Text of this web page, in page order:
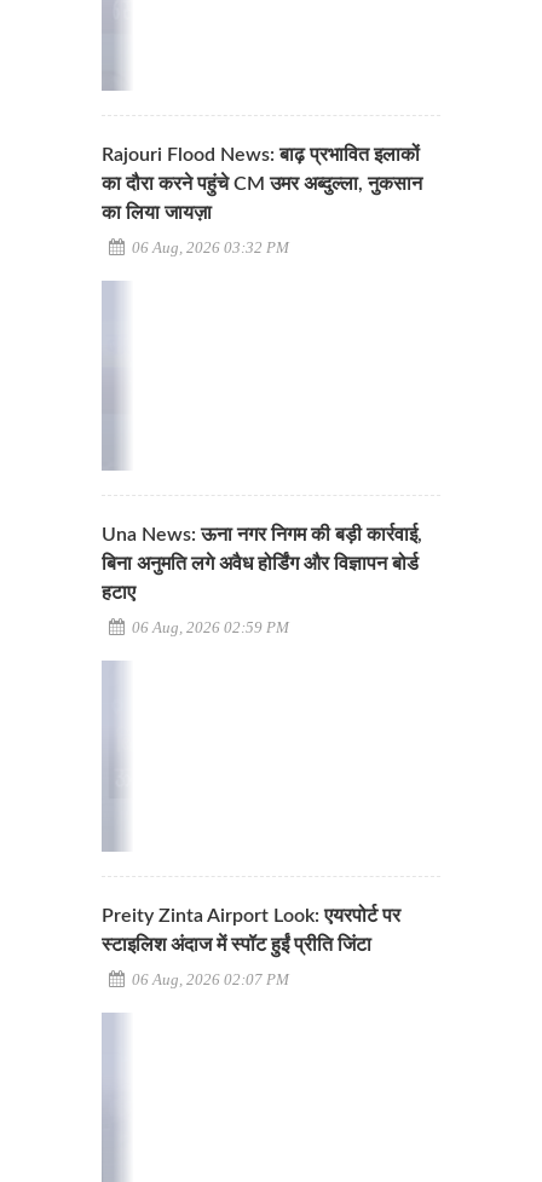
Rajouri Flood News: बाढ़ प्रभावित इलाकों
का दौरा करने पहुंचे CM उमर अब्दुल्ला, नुकसान
का लिया जायज़ा
06 Aug, 2026 03:32 PM
Una News: ऊना नगर निगम की बड़ी कार्रवाई,
बिना अनुमति लगे अवैध होर्डिंग और विज्ञापन बोर्ड
हटाए
06 Aug, 2026 02:59 PM
Preity Zinta Airport Look: एयरपोर्ट पर
स्टाइलिश अंदाज में स्पॉट हुईं प्रीति जिंटा
06 Aug, 2026 02:07 PM